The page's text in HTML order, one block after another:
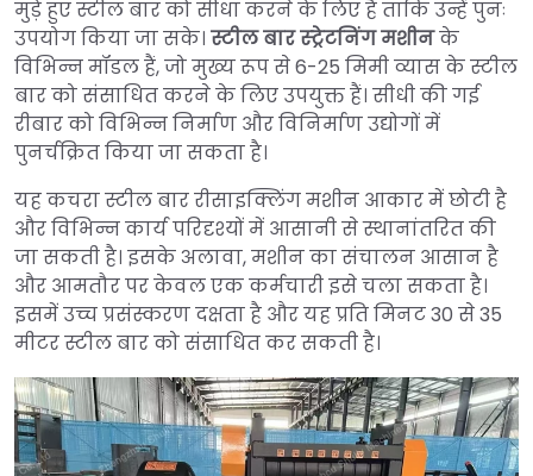
मुड़े हुए स्टील बार को सीधा करने के लिए है ताकि उन्हें पुनः
उपयोग किया जा सके। स्टील बार स्ट्रेटनिंग मशीनके
विभिन्न मॉडल हैं, जो मुख्य रूप से 6-25 मिमी व्यास के स्टील
बार को संसाधित करने के लिए उपयुक्त हैं। सीधी की गई
रीबार को विभिन्न निर्माण और विनिर्माण उद्योगों में
पुनर्चक्रित किया जा सकता है।
यह कचरा स्टील बार रीसाइक्लिंग मशीन आकार में छोटी है
और विभिन्न कार्य परिदृश्यों में आसानी से स्थानांतरित की
जा सकती है। इसके अलावा, मशीन का संचालन आसान है
और आमतौर पर केवल एक कर्मचारी इसे चला सकता है।
इसमें उच्च प्रसंस्करण दक्षता है और यह प्रति मिनट 30 से 35
मीटर स्टील बार को संसाधित कर सकती है।